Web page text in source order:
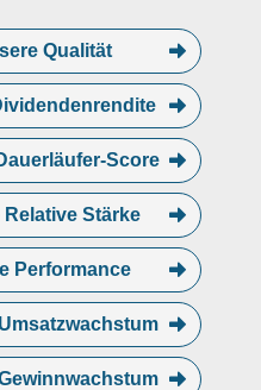
Qualität
Score
Relative Stärke
Performance